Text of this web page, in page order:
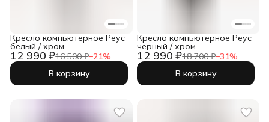
12 990 ₽16 500 ₽−21%
Кресло компьютерное Реус
белый / хром
В корзину
12 990 ₽18 700 ₽−31%
Кресло компьютерное Реус
черный / хром
В корзину